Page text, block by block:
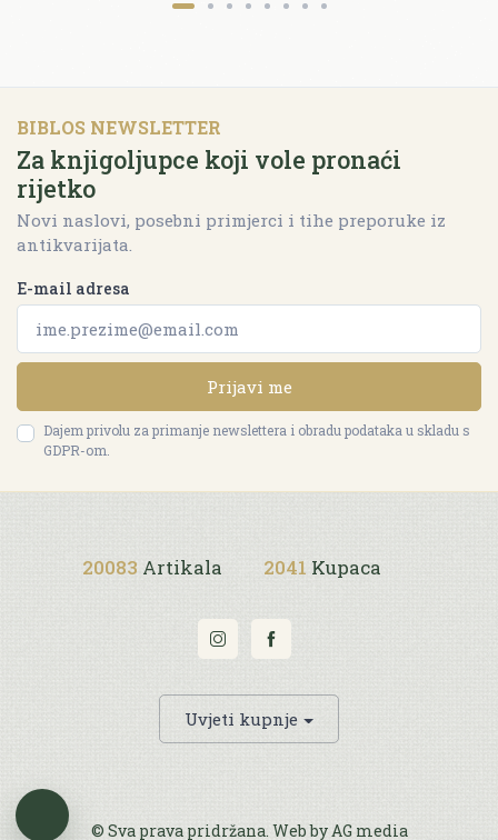
BIBLOS NEWSLETTER
Za knjigoljupce koji vole pronaći
rijetko
Novi naslovi, posebni primjerci i tihe preporuke iz
antikvarijata.
E-mail adresa
Prijavi me
Dajem privolu za primanje newslettera i obradu podataka u skladu s
GDPR-om.
20083 Artikala 2041 Kupaca
Uvjeti kupnje
© Sva prava pridržana. Web byAG media